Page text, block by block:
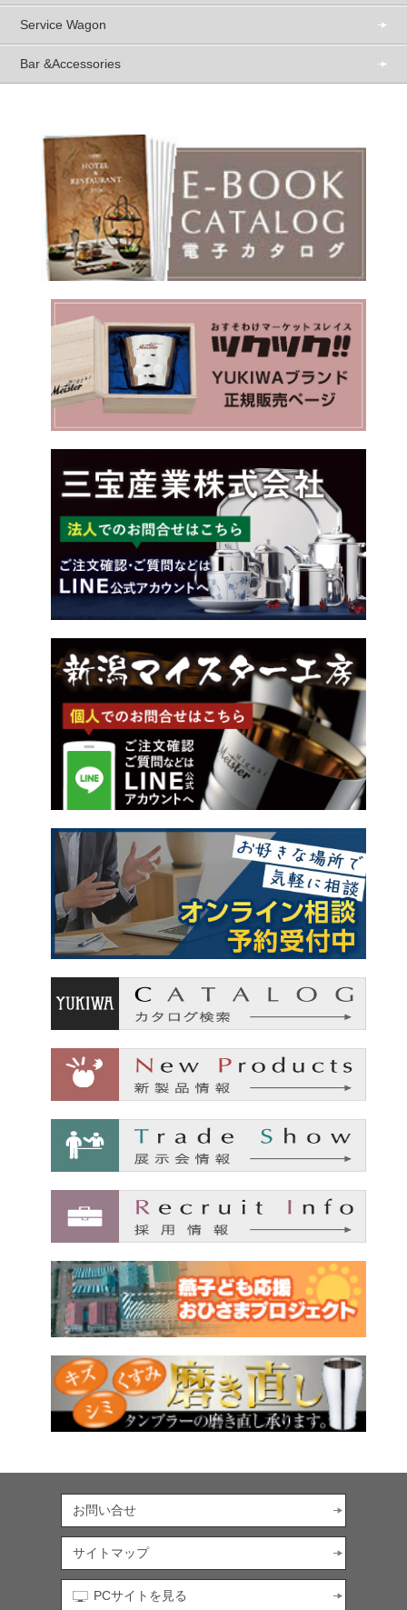
Service Wagon
Bar &Accessories
お問い合せ
サイトマップ
PCサイトを見る